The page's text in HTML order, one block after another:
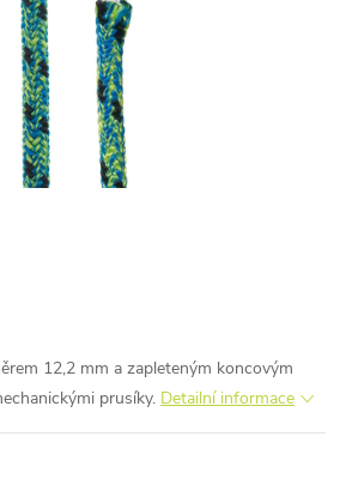
12,2 mm a zapleteným koncovým
prusíky. Detailní informace